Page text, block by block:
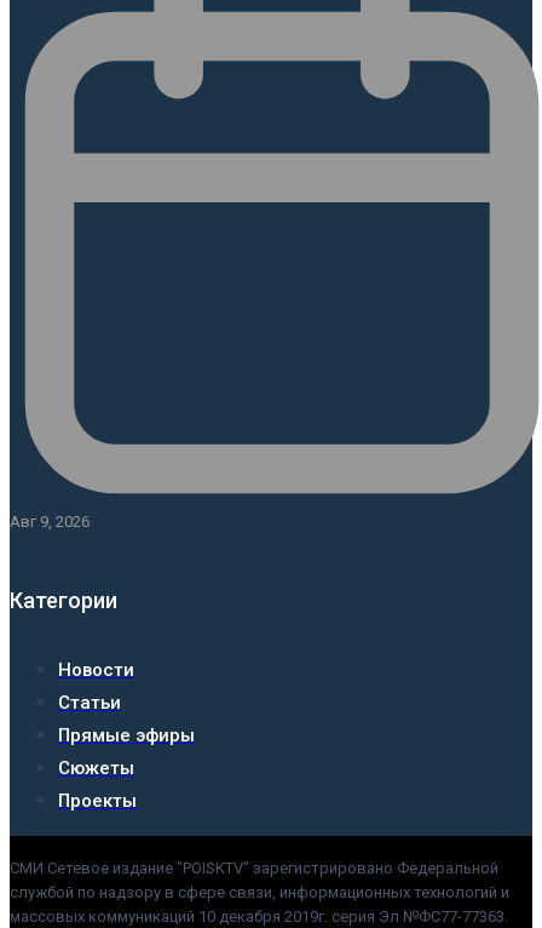
Авг 9, 2026
Категории
Новости
Статьи
Прямые эфиры
Сюжеты
Проекты
СМИ Сетевое издание "POISKTV" зарегистрировано Федеральной
службой по надзору в сфере связи, информационных технологий и
массовых коммуникаций 10 декабря 2019г. серия Эл №ФС77-77363.